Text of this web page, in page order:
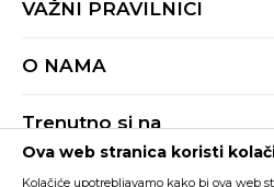
Radno vrijeme 9-16h
Reklamacije
VAŽNI PRAVILNICI
Pravila Sport&Bonus programa
O NAMA
Trenutno si na
Buzz Crna Gora
Ova web stranica koristi
Kolačiće upotrebljavamo kako bi ova web